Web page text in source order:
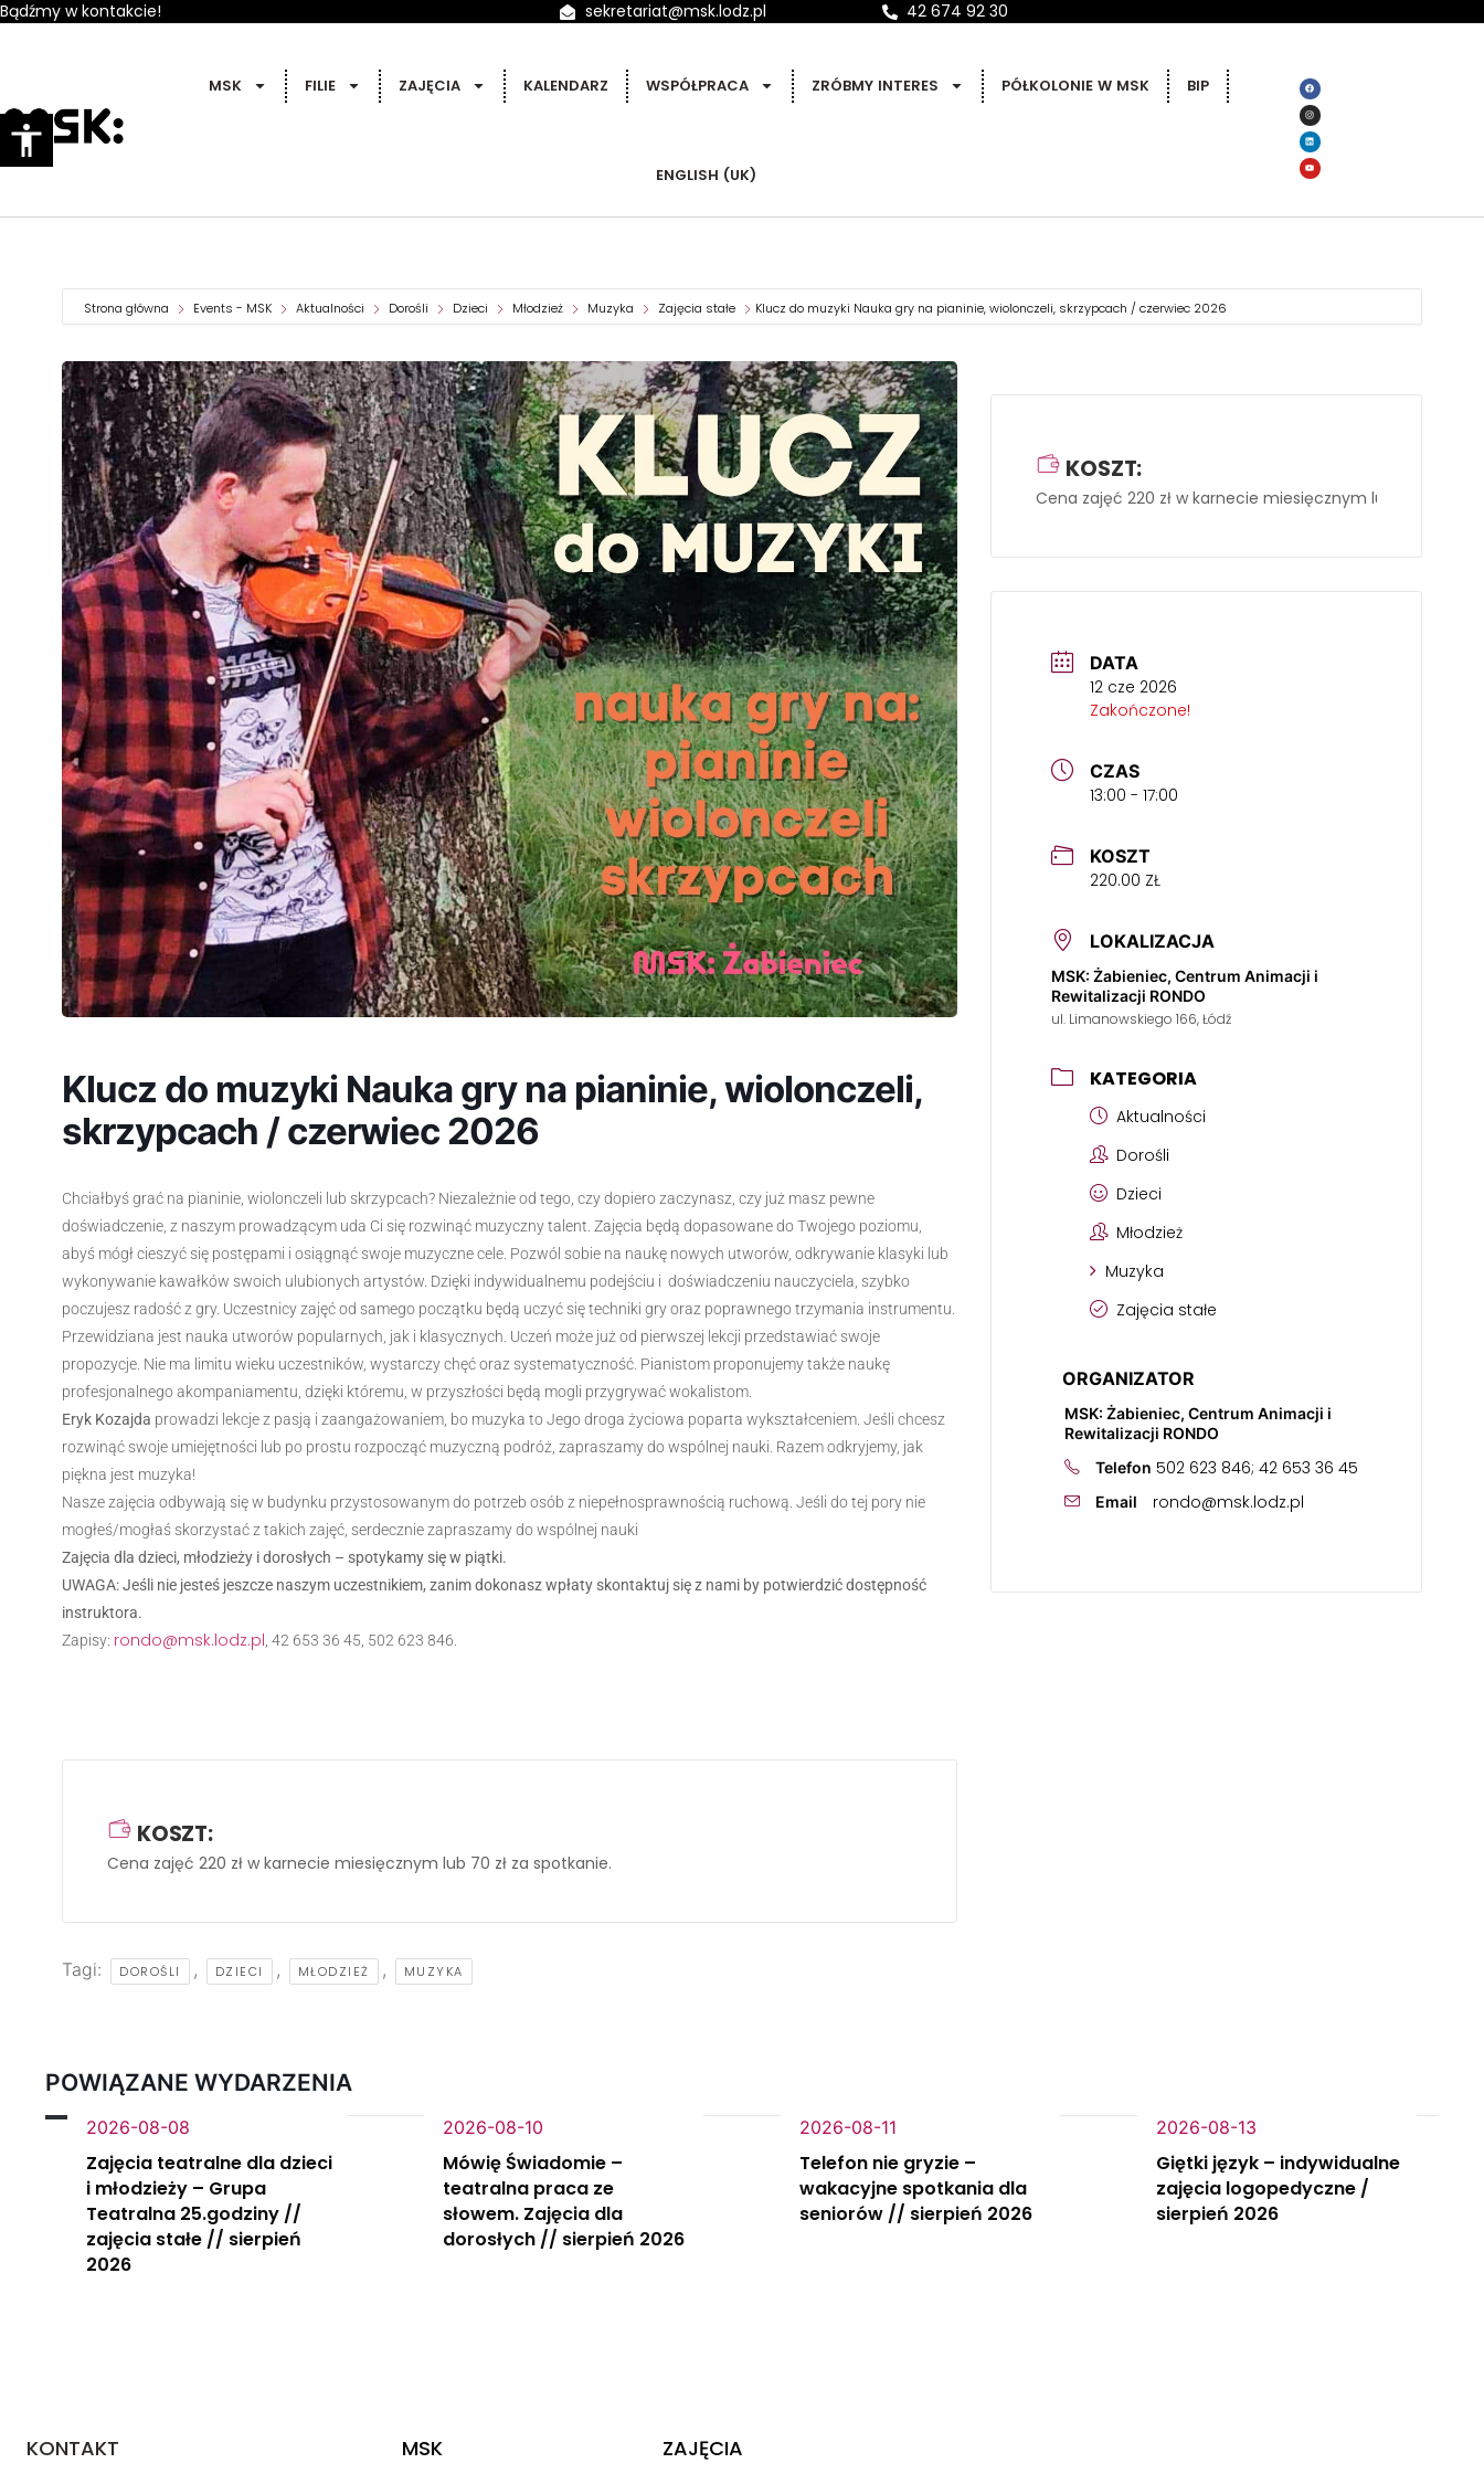
Bądźmy w kontakcie! sekretariat@msk.lodz.pl 42 674 92 30
MSK FILIE ZAJĘCIA KALENDARZ WSPÓŁPRACA ZRÓBMY INTERES PÓŁKOLONIE W MSK BIP
ENGLISH (UK)
Strona główna Events - MSK Aktualności Dorośli Dzieci Młodzież Muzyka Zajęcia stałe Klucz do muzyki Nauka gry na pianinie, wiolonczeli, skrzypcach / czerwiec 2026
Klucz do muzyki Nauka gry na pianinie, wiolonczeli,
skrzypcach / czerwiec 2026
Chciałbyś grać na pianinie, wiolonczeli lub skrzypcach? Niezależnie od tego, czy dopiero zaczynasz, czy już masz pewne
doświadczenie, z naszym prowadzącym uda Ci się rozwinąć muzyczny talent. Zajęcia będą dopasowane do Twojego poziomu,
abyś mógł cieszyć się postępami i osiągnąć swoje muzyczne cele. Pozwól sobie na naukę nowych utworów, odkrywanie klasyki lub
wykonywanie kawałków swoich ulubionych artystów. Dzięki indywidualnemu podejściu i doświadczeniu nauczyciela, szybko
poczujesz radość z gry. Uczestnicy zajęć od samego początku będą uczyć się techniki gry oraz poprawnego trzymania instrumentu.
Przewidziana jest nauka utworów popularnych, jak i klasycznych. Uczeń może już od pierwszej lekcji przedstawiać swoje
propozycje. Nie ma limitu wieku uczestników, wystarczy chęć oraz systematyczność. Pianistom proponujemy także naukę
profesjonalnego akompaniamentu, dzięki któremu, w przyszłości będą mogli przygrywać wokalistom.
Eryk Kozajda prowadzi lekcje z pasją i zaangażowaniem, bo muzyka to Jego droga życiowa poparta wykształceniem. Jeśli chcesz
rozwinąć swoje umiejętności lub po prostu rozpocząć muzyczną podróż, zapraszamy do wspólnej nauki. Razem odkryjemy, jak
piękna jest muzyka!
Nasze zajęcia odbywają się w budynku przystosowanym do potrzeb osób z niepełnosprawnością ruchową. Jeśli do tej pory nie
mogłeś/mogłaś skorzystać z takich zajęć, serdecznie zapraszamy do wspólnej nauki
Zajęcia dla dzieci, młodzieży i dorosłych – spotykamy się w piątki.
UWAGA: Jeśli nie jesteś jeszcze naszym uczestnikiem, zanim dokonasz wpłaty skontaktuj się z nami by potwierdzić dostępność
instruktora.
Zapisy: rondo@msk.lodz.pl , 42 653 36 45, 502 623 846.
KOSZT:
Cena zajęć 220 zł w karnecie miesięcznym lub 70 zł za spotkanie.
Tagi: DOROŚLI , DZIECI , MŁODZIEŻ , MUZYKA
DATA
12 cze 2026
Zakończone!
CZAS
13:00 - 17:00
KOSZT
220.00 ZŁ
LOKALIZACJA
MSK: Żabieniec, Centrum Animacji i
Rewitalizacji RONDO
ul. Limanowskiego 166, Łódź
KATEGORIA
Aktualności
Dorośli
Dzieci
Młodzież
Muzyka
Zajęcia stałe
ORGANIZATOR
MSK: Żabieniec, Centrum Animacji i
Rewitalizacji RONDO
Telefon 502 623 846; 42 653 36 45
Email rondo@msk.lodz.pl
KOSZT:
Cena zajęć 220 zł w karnecie miesięcznym lub 70 zł za
POWIĄZANE WYDARZENIA
2026-08-08
Zajęcia teatralne dla dzieci
i młodzieży – Grupa
Teatralna 25.godziny //
zajęcia stałe // sierpień
2026
2026-08-10
Mówię Świadomie –
teatralna praca ze
słowem. Zajęcia dla
dorosłych // sierpień 2026
2026-08-11
Telefon nie gryzie –
wakacyjne spotkania dla
seniorów // sierpień 2026
2026-08-13
Giętki język – indywidualne
zajęcia logopedyczne /
sierpień 2026
KONTAKT MSK ZAJĘCIA